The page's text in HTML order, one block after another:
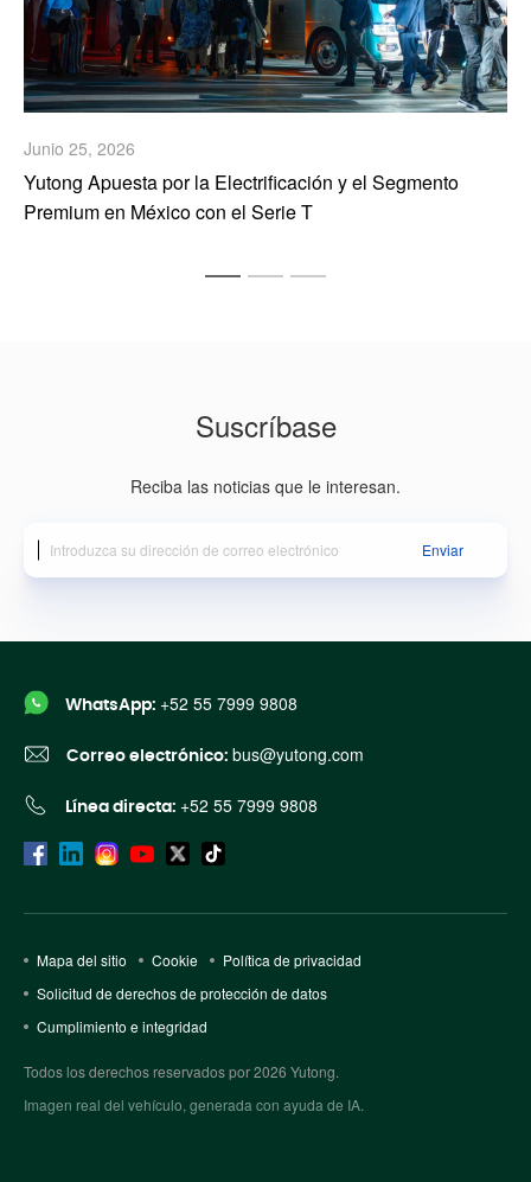
Junio 11, 2026
¡La flota ecológica se reúne! Yutong impulsa la movilidad
con bajas emisiones de carbono, segura y eficiente en
Suscríbase
Reciba las noticias que le interesan.
Enviar
WhatsApp: +52 55 7999 9808
Correo electrónico: bus@yutong.com
Línea directa: +52 55 7999 9808
Mapa del sitio Cookie
Política de privacidad
Solicitud de derechos de protección de datos
Cumplimiento e integridad
Todos los derechos reservados por 2026 Yutong.
Imagen real del vehículo, generada con ayuda de IA.